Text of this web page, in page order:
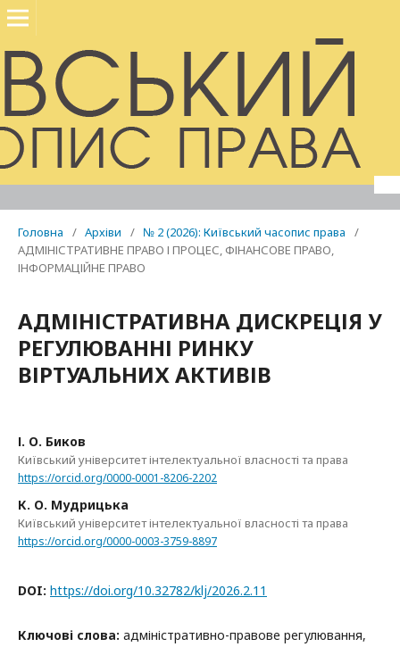
Головна / Архіви / № 2 (2026): Київський часопис права
/
АДМІНІСТРАТИВНЕ ПРАВО І ПРОЦЕС, ФІНАНСОВЕ ПРАВО,
ІНФОРМАЦІЙНЕ ПРАВО
АДМІНІСТРАТИВНА ДИСКРЕЦІЯ У
РЕГУЛЮВАННІ РИНКУ
ВІРТУАЛЬНИХ АКТИВІВ
І. О. Биков
Київський університет інтелектуальної власності та права
https://orcid.org/0000-0001-8206-2202
К. О. Мудрицька
Київський університет інтелектуальної власності та права
https://orcid.org/0000-0003-3759-8897
DOI: https://doi.org/10.32782/klj/2026.2.11
Ключові слова: адміністративно-правове регулювання,